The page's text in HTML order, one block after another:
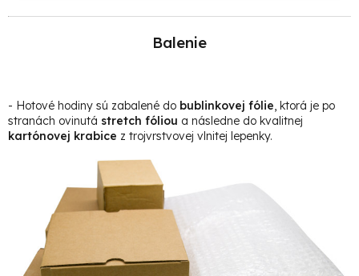
Balenie
- Hotové hodiny sú zabalené do bublinkovej fólie, ktorá je po
stranách ovinutá stretch fóliou a následne do kvalitnej
kartónovej krabice z trojvrstvovej vlnitej lepenky.